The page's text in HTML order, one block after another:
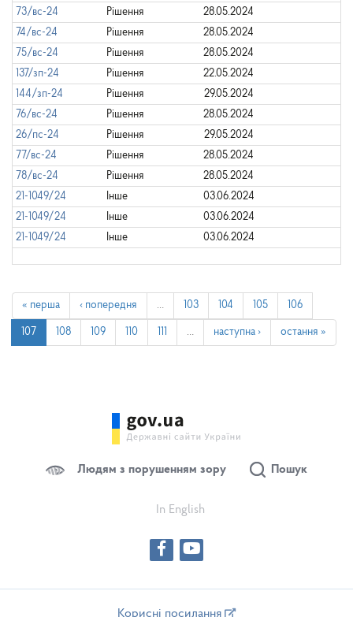
73/вс-24
Рішення
28.05.2024
74/вс-24
Рішення
28.05.2024
75/вс-24
Рішення
28.05.2024
137/зп-24
Рішення
22.05.2024
144/зп-24
Рішення
29.05.2024
76/вс-24
Рішення
28.05.2024
26/пс-24
Рішення
29.05.2024
77/вс-24
Рішення
28.05.2024
78/вс-24
Рішення
28.05.2024
21-1049/24
Інше
03.06.2024
21-1049/24
Інше
03.06.2024
21-1049/24
Інше 03.06.2024
« перша ‹ попередня … 103 104 105 106
107 108 109 110 111 … наступна › остання »
Людям з порушенням зору Пошук
In English
Корисні посилання